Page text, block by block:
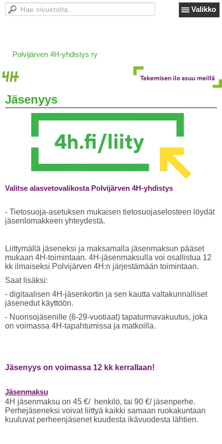
Valikko
Polvijärven 4H-yhdistys ry
Jäsenyys
Valitse alasvetovalikosta Polvijärven 4H-yhdistys
- Tietosuoja-asetuksen mukaisen tietosuojaselosteen löydät
jäsenlomakkeen yhteydestä.
Liittymällä jäseneksi ja maksamalla jäsenmaksun pääset
mukaan 4H-toimintaan. 4H-jäsenmaksulla voi osallistua 12
kk ilmaiseksi Polvijärven 4H:n järjestämään toimintaan.
Saat lisäksi:
- digitaalisen 4H-jäsenkortin ja sen kautta valtakunnalliset
jäsenedut käyttöön.
- Nuorisojäsenille (6-29-vuotiaat) tapaturmavakuutus, joka
on voimassa 4H-tapahtumissa ja matkoilla.
Jäsenyys on voimassa 12 kk kerrallaan!
Jäsenmaksu
4H jäsenmaksu on 45 €/ henkilö, tai 90 €/ jäsenperhe.
Perhejäseneksi voivat liittyä kaikki samaan ruokakuntaan
kuuluvat perheenjäsenet kuudesta ikävuodesta lähtien.